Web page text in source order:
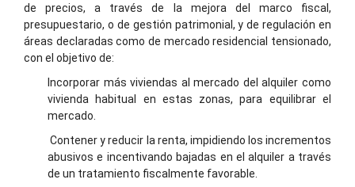
de precios, a través de la mejora del marco fiscal,
presupuestario, o de gestión patrimonial, y de regulación en
áreas declaradas como de mercado residencial tensionado,
con el objetivo de:
Incorporar más viviendas al mercado del alquiler como
vivienda habitual en estas zonas, para equilibrar el
mercado.
Contener y reducir la renta, impidiendo los incrementos
abusivos e incentivando bajadas en el alquiler a través
de un tratamiento fiscalmente favorable.